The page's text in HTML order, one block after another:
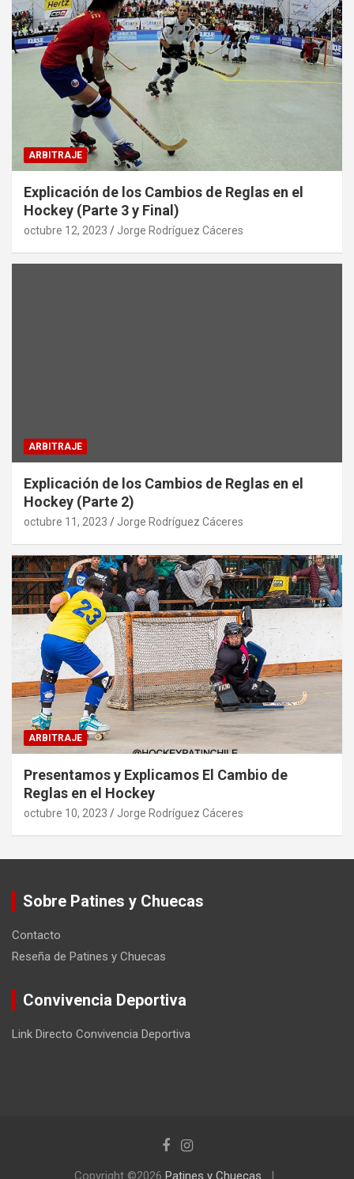
ARBITRAJE
Explicación de los Cambios de Reglas en el
Hockey (Parte 3 y Final)
octubre 12, 2023 Jorge Rodríguez Cáceres
ARBITRAJE
Explicación de los Cambios de Reglas en el
Hockey (Parte 2)
octubre 11, 2023 Jorge Rodríguez Cáceres
ARBITRAJE
Presentamos y Explicamos El Cambio de
Reglas en el Hockey
octubre 10, 2023 Jorge Rodríguez Cáceres
Sobre Patines y Chuecas
Contacto
Reseña de Patines y Chuecas
Convivencia Deportiva
Link Directo Convivencia Deportiva
Copyright ©2026 Patines y Chuecas